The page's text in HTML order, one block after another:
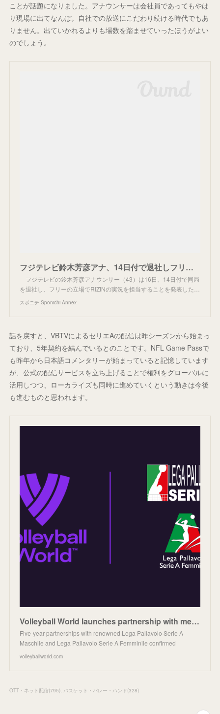
ことが話題になりました。アナウンサーは会社員であってもやは
り現場に出てなんぼ。自社での放送にこだわり続ける時代でもあ
りません。出ていかれるよりも場数を踏ませていったほうがよい
のでしょう。
フジテレビ鈴木芳彦アナ、14日付で退社しフリーに 格闘実況愛を涙で語りRIZIN実況アナで再出発 - スポニチ Sponichi Annex 芸能
フジテレビの鈴木芳彦アナウンサー（43）は16日、14日付で同局
を退社し、フリーの立場でRIZINの実況を担当することを発表した…
スポニチ Sponichi Annex
話を戻すと、VBTVによるセリエAの配信は昨シーズンから始まっ
ており、5年契約を結んでいるとのことです。NFL Game Passで
も昨年から日本語コメンタリーが始まっていると記憶しています
が、公式の配信サービスを立ち上げることで権利をグローバルに
活用しつつ、ローカライズも同時に進めていくという動きは今後
も進むものと思われます。
Volleyball World launches partnership with men’s and women’s Italian Professional Volleyball Leagues
Five-year partnerships with renowned Lega Pallavolo Serie A
Maschile and Lega Pallavolo Serie A Femminile confirmed
volleyballworld.com
OTT・ネット配信(795) バスケット・バレー・ハンド(328)